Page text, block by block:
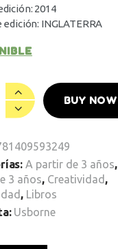
2014
edición: INGLATERRA
BUY NOW
A partir de 3 años,
3 años, Creatividad ,
, Libros
Usborne